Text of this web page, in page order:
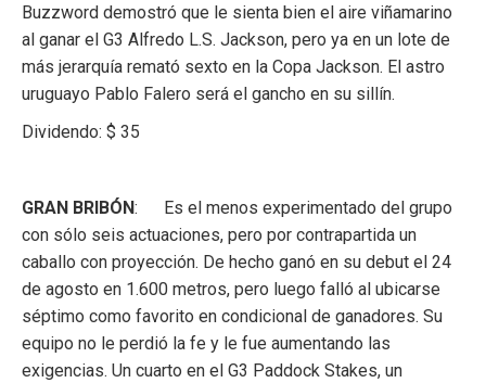
Buzzword demostró que le sienta bien el aire viñamarino
al ganar el G3 Alfredo L.S. Jackson, pero ya en un lote de
más jerarquía remató sexto en la Copa Jackson. El astro
uruguayo Pablo Falero será el gancho en su sillín.
Dividendo: $ 35
GRAN BRIBÓN: Es el menos experimentado del grupo
con sólo seis actuaciones, pero por contrapartida un
caballo con proyección. De hecho ganó en su debut el 24
de agosto en 1.600 metros, pero luego falló al ubicarse
séptimo como favorito en condicional de ganadores. Su
equipo no le perdió la fe y le fue aumentando las
exigencias. Un cuarto en el G3 Paddock Stakes, un